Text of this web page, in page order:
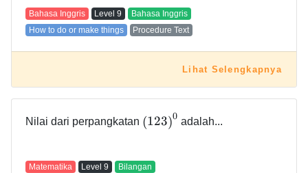
Bahasa Inggris Level 9
Bahasa Inggris
How to do or make things
Procedure Text
Lihat Selengkapnya
Nilai dari perpangkatan (123)0 adalah...
Matematika Level 9
Bilangan